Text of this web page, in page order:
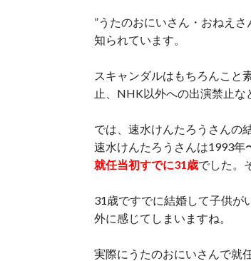
”うたのおにいさん・おねえ
知られています。
スキャンダルはもちろんこと
止、NHK以外への出演禁止な
では、速水けんたろうさんの
速水けんたろうさんは1993年
就任当初すでに31歳でした。
31歳ですでに結婚して子供が
外に感じてしまいますね。
実際にうたのおにいさんで就